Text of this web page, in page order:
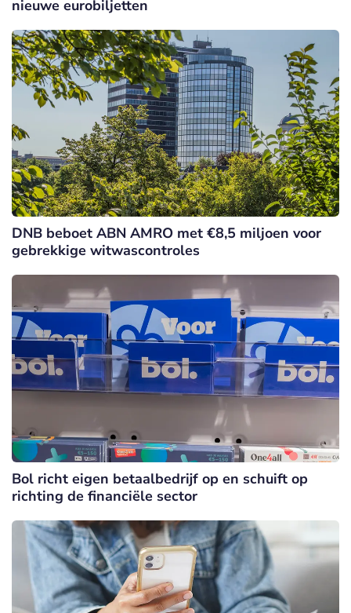
nieuwe eurobiljetten
DNB beboet ABN AMRO met €8,5 miljoen voor
gebrekkige witwascontroles
Bol richt eigen betaalbedrijf op en schuift op
richting de financiële sector